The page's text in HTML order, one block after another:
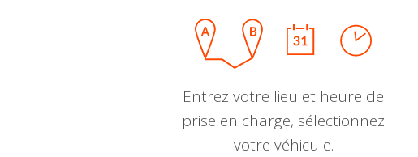
Entrez votre lieu et heure de
prise en charge, sélectionnez
votre véhicule.